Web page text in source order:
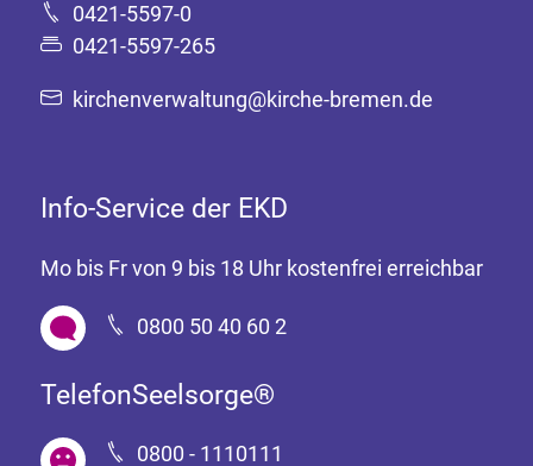
0421-5597-0
0421-5597-265
kirchenverwaltung@kirche-bremen.de
Info-Service der EKD
Mo bis Fr von 9 bis 18 Uhr kostenfrei erreichbar
0800 50 40 60 2
TelefonSeelsorge®
0800 - 1110111